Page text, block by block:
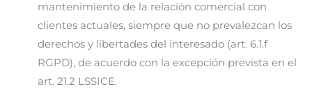
mantenimiento de la relación comercial con
clientes actuales, siempre que no prevalezcan los
derechos y libertades del interesado (art. 6.1.f
RGPD), de acuerdo con la excepción prevista en el
art. 21.2 LSSICE.